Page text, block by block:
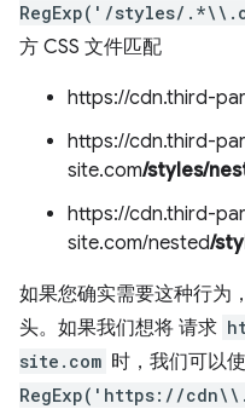
RegExp('/styles/
方 CSS 文件匹配
https://cdn.third-
https://cdn.third-
site.com/styles/
https://cdn.third-
site.com/nested/
如果您确实需要这种行为
头。如果我们想将 请求
site.com 时，我们可以
RegExp('https://